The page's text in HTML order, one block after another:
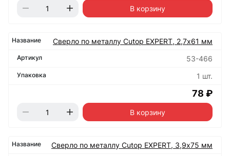
В корзину
Сверло по металлу Cutop EXPERT, 2,7х61 мм
53-466
1 шт.
78 ₽
В корзину
Сверло по металлу Cutop EXPERT, 3,9х75 мм